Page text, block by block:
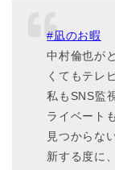
#凪のお暇
中村倫也が
くてもテレ
私もSNS監
ライベート
見つからな
新する度に